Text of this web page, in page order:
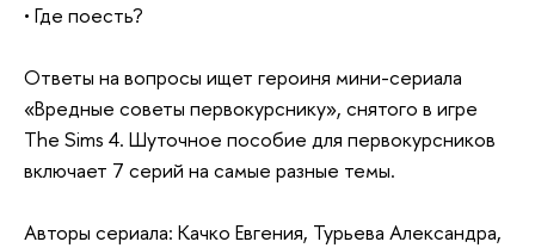
• Где поесть?
Ответы на вопросы ищет героиня мини-сериала
«Вредные советы первокурснику», снятого в игре
The Sims 4. Шуточное пособие для первокурсников
включает 7 серий на самые разные темы.
Авторы сериала: Качко Евгения, Турьева Александра,